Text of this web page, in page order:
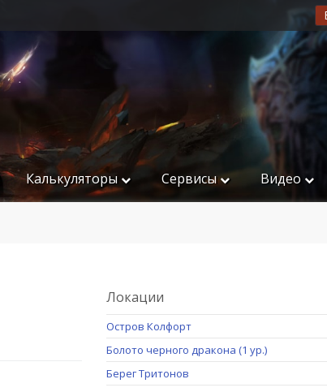
Калькуляторы Сервисы Видео
Локации
Остров Колфорт
Болото черного дракона (1 ур.)
Берег Тритонов